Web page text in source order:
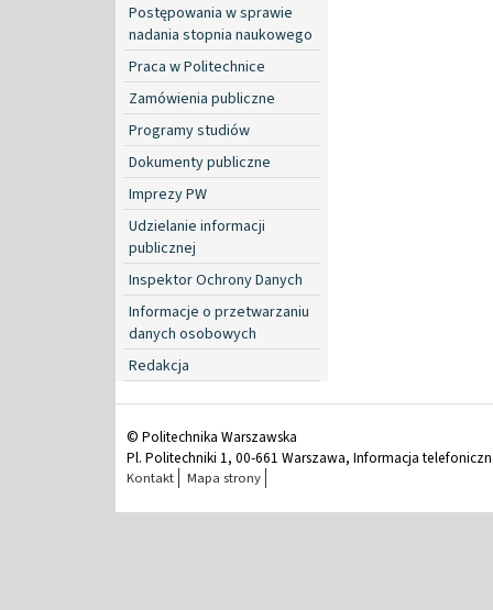
Postępowania w sprawie
nadania stopnia naukowego
Praca w Politechnice
Zamówienia publiczne
Programy studiów
Dokumenty publiczne
Imprezy PW
Udzielanie informacji
publicznej
Inspektor Ochrony Danych
Informacje o przetwarzaniu
danych osobowych
Redakcja
© Politechnika Warszawska
Pl. Politechniki 1, 00-661 Warszawa, Informacja
Kontakt Mapa strony